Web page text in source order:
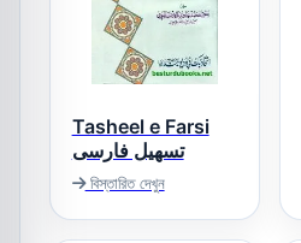
Tasheel e Farsi
تسھیل فارسی
বিস্তারিত দেখুন